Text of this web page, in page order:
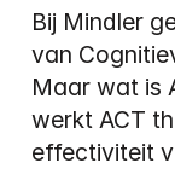
Bij Mindler
van
Maar wat is
werkt ACT
effectiviteit